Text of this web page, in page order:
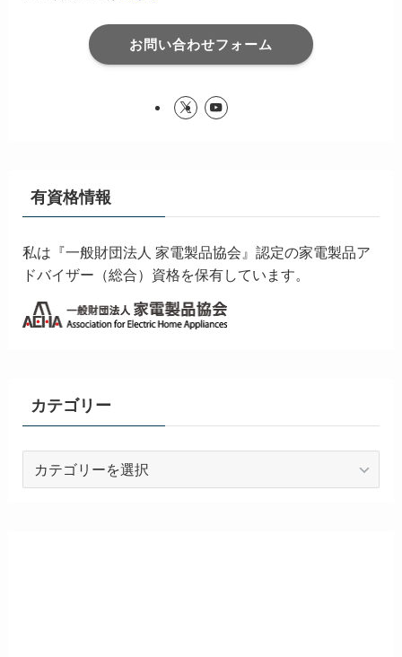
お問い合わせフォーム
有資格情報
私は『一般財団法人 家電製品協会』認定の家電製品ア
ドバイザー（総合）資格を保有しています。
カテゴリー